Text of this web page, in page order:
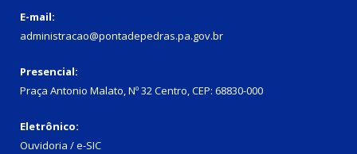
E-mail:
administracao@pontadepedras.pa.gov.br
Presencial:
Praça Antonio Malato, Nº 32 Centro, CEP: 68830-000
Eletrônico:
Ouvidoria / e-SIC